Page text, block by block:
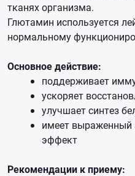
тканях организма.
Глютамин используется
нормальному
Основное действие:
поддерживает
ускоряет
улучшает синтез
имеет выраженный
эффект
Рекомендации к приему: